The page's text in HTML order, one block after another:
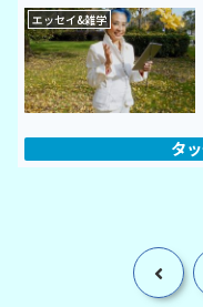
エッセイ&雑学
前